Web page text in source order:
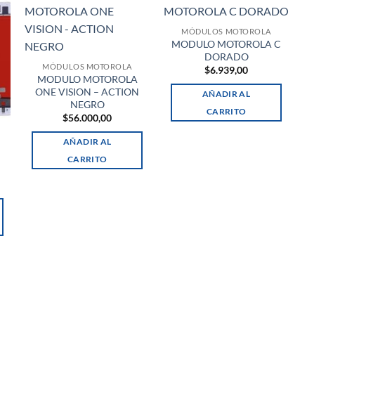
MÓDULOS MOTOROLA
MODULO MOTOROLA
ONE VISION – ACTION
NEGRO
$56.000,00
AÑADIR AL
CARRITO
MÓDULOS MOTOROLA
MODULO MOTOROLA C
DORADO
$6.939,00
AÑADIR AL
CARRITO